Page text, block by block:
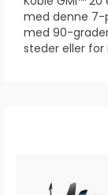
med denne 7-
med 90-
steder eller for